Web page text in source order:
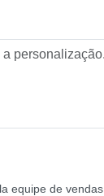
equipe de vendas.